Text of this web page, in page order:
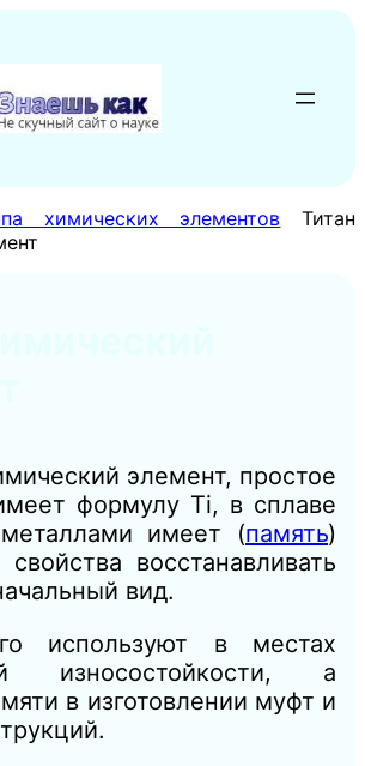
химических элементов
Титан
элемент, простое
формулу Ti, в сплаве
имеет (память)
восстанавливать
вид.
используют в местах
износостойкости, а
в изготовлении муфт и